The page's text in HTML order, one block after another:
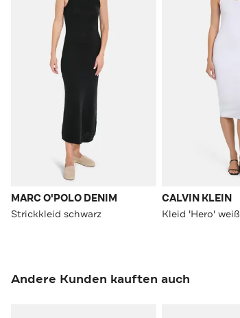
MARC O'POLO DENIM
Strickkleid schwarz
CALVIN KLEIN
Kleid 'Hero' weiß
Andere Kunden kauften auch